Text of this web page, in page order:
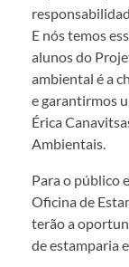
E nós temos
alunos do
ambiental é a
e garantirmos
Érica
Ambientais.
Para o público
Oficina de
terão a
de estamparia